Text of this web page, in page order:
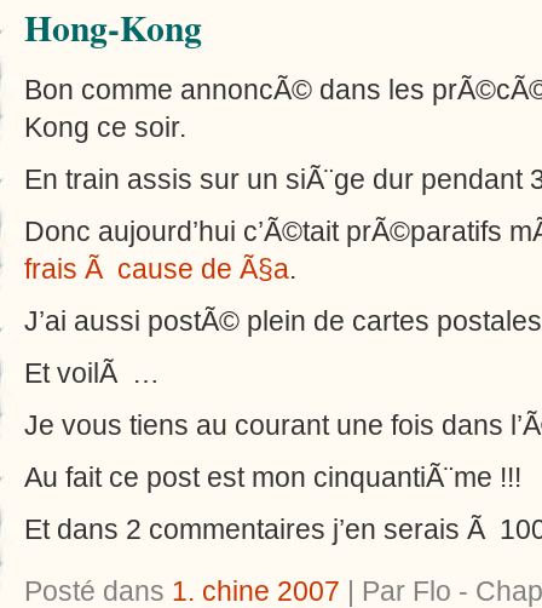
Hong-Kong
Bon comme annoncÃ© dans les
Kong ce soir.
En train assis sur un siÃ¨ge dur pendant
Donc aujourd’hui c’Ã©tait prÃ©paratifs
frais Ã cause de Ã§a.
J’ai aussi postÃ© plein de cartes
Et voilÃ …
Je vous tiens au courant une fois dans l’Ã
Au fait ce post est mon cinquantiÃ¨me !!!
Et dans 2 commentaires j’en serais Ã
Posté dans 1. chine 2007 | Par Flo -